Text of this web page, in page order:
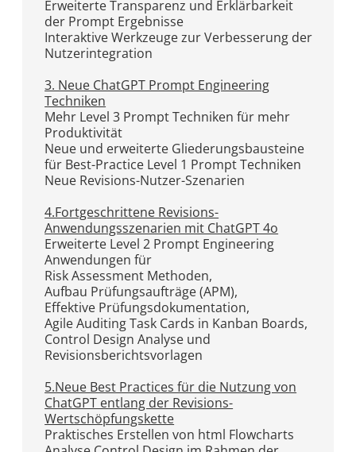
Erweiterte Transparenz und Erklärbarkeit
der Prompt Ergebnisse
Interaktive Werkzeuge zur Verbesserung der
Nutzerintegration
3. Neue ChatGPT Prompt Engineering
Techniken
Mehr Level 3 Prompt Techniken für mehr
Produktivität
Neue und erweiterte Gliederungsbausteine
für Best-Practice Level 1 Prompt Techniken
Neue Revisions-Nutzer-Szenarien
4.Fortgeschrittene Revisions-
Anwendungsszenarien mit ChatGPT 4o
Erweiterte Level 2 Prompt Engineering
Anwendungen für
Risk Assessment Methoden,
Aufbau Prüfungsaufträge (APM),
Effektive Prüfungsdokumentation,
Agile Auditing Task Cards in Kanban Boards,
Control Design Analyse und
Revisionsberichtsvorlagen
5.Neue Best Practices für die Nutzung von
ChatGPT entlang der Revisions-
Wertschöpfungskette
Praktisches Erstellen von html Flowcharts